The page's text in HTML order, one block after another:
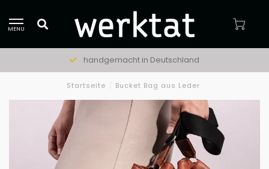
MENU
handgemacht in Deutschland
Startseite / Bucket Bag aus Leder